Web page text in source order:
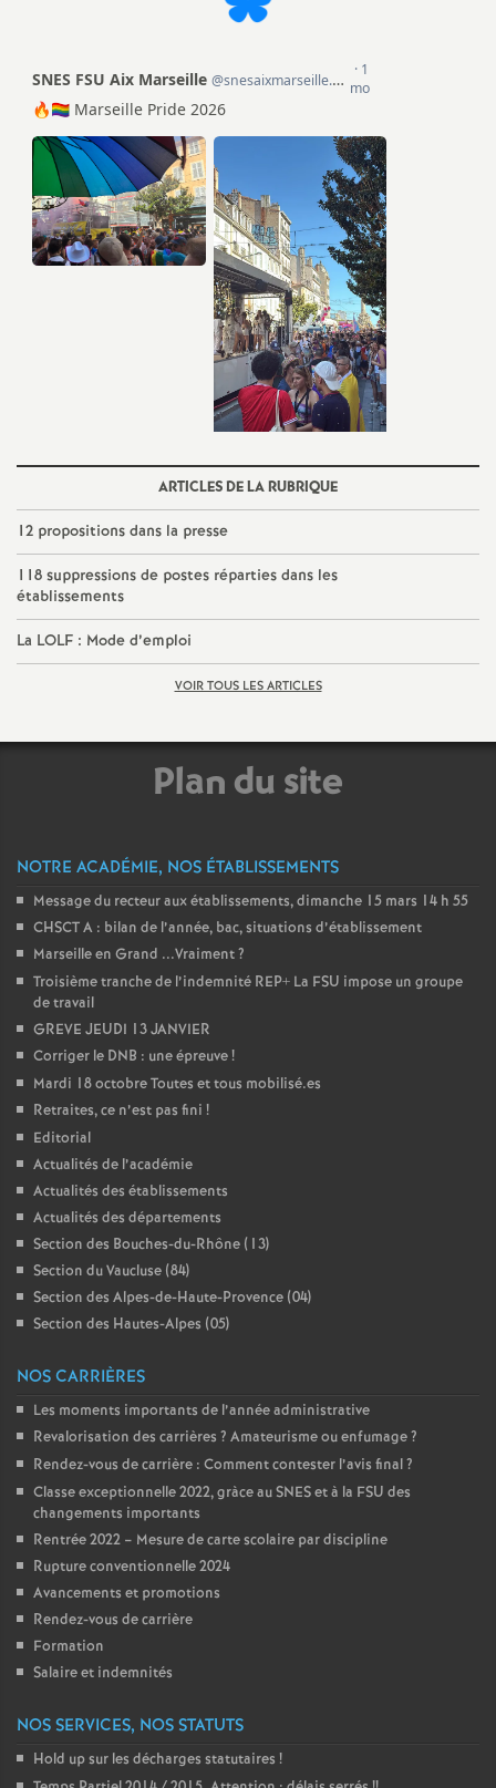
d
e
g
r
é
O
r
l
é
a
n
s
u
r
ARTICLES DE LA RUBRIQUE
12 propositions dans la presse
118 suppressions de postes réparties dans les
établissements
La LOLF : Mode d’emploi
VOIR TOUS LES ARTICLES
Plan du site
NOTRE ACADÉMIE, NOS ÉTABLISSEMENTS
Message du recteur aux établissements, dimanche 15 mars 14 h 55
CHSCT A : bilan de l’année, bac, situations d’établissement
Marseille en Grand ...Vraiment?
Troisième tranche de l’indemnité REP+ La FSU impose un groupe
de travail
GREVE JEUDI 13 JANVIER
Corriger le DNB : une épreuve!
Mardi 18 octobre Toutes et tous mobilisé.es
Retraites, ce n’est pas fini !
Editorial
Actualités de l’académie
Actualités des établissements
Actualités des départements
Section des Bouches-du-Rhône (13)
Section du Vaucluse (84)
Section des Alpes-de-Haute-Provence (04)
Section des Hautes-Alpes (05)
NOS CARRIÈRES
Les moments importants de l’année administrative
Revalorisation des carrières ? Amateurisme ou enfumage?
Rendez-vous de carrière : Comment contester l’avis final?
Classe exceptionnelle 2022, gràce au SNES et à la FSU des
changements importants
Rentrée 2022 – Mesure de carte scolaire par discipline
Rupture conventionnelle 2024
Avancements et promotions
Rendez-vous de carrière
Formation
Salaire et indemnités
NOS SERVICES, NOS STATUTS
Hold up sur les décharges statutaires !